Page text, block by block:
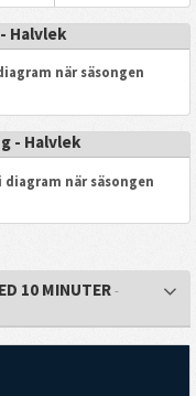
Halvlek
när säsongen
- Halvlek
när säsongen
10 MINUTER -